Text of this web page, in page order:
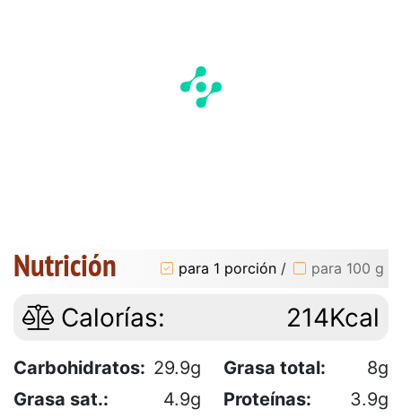
Nutrición para 1 porción / para 100 g
Calorías: 214Kcal
Carbohidratos: 29.9g Grasa total:
8g
Grasa sat.:
4.9g Proteínas:
3.9g